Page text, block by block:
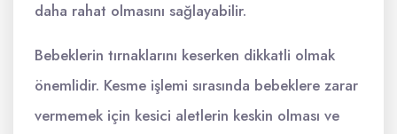
daha rahat olmasını sağlayabilir.
Bebeklerin tırnaklarını keserken dikkatli olmak
önemlidir. Kesme işlemi sırasında bebeklere zarar
vermemek için kesici aletlerin keskin olması ve